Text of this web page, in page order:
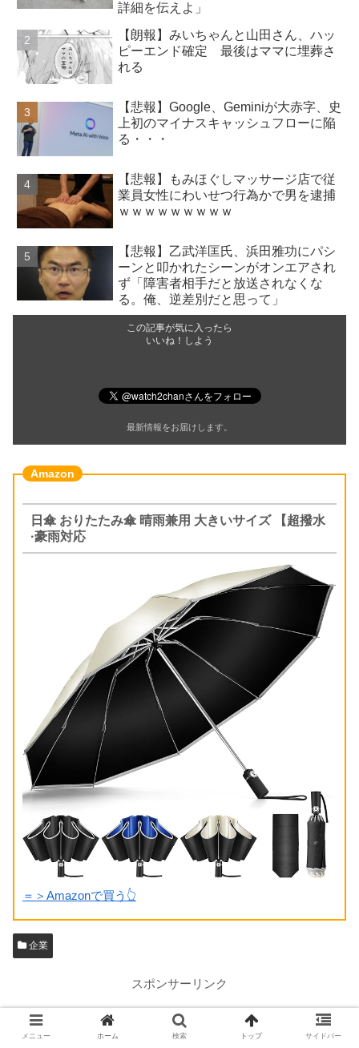
詳細を伝えよ」
【朗報】みいちゃんと山田さん、ハッ
ピーエンド確定 最後はママに埋葬さ
れる
【悲報】Google、Geminiが大赤字、史
上初のマイナスキャッシュフローに陥
る・・・
【悲報】もみほぐしマッサージ店で従
業員女性にわいせつ行為かで男を逮捕
ｗｗｗｗｗｗｗｗｗ
【悲報】乙武洋匡氏、浜田雅功にパシ
ーンと叩かれたシーンがオンエアされ
ず「障害者相手だと放送されなくな
る。俺、逆差別だと思って」
この記事が気に入ったら
いいね！しよう
最新情報をお届けします。
日傘 おりたたみ傘 晴雨兼用 大きいサイズ 【超撥水
·豪雨対応
＝＞Amazonで買う👆
企業
スポンサーリンク
メニュー ホーム 検索 トップ サイドバー